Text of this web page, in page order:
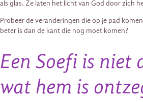
als glas. Ze laten het licht van God door zich
Probeer de veranderingen die op je pad
beter is dan de kant die nog moet komen?
Een Soefi is
wat hem is